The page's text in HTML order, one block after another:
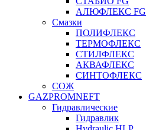
АЛЮФЛЕКС FG
Смазки
ПОЛИФЛЕКС
ТЕРМОФЛЕКС
СТИЛФЛЕКС
АКВАФЛЕКС
СИНТОФЛЕКС
СОЖ
GAZPROMNEFT
Гидравлические
Гидравлик